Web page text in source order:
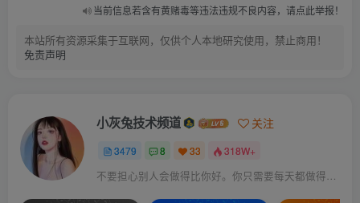
当前信息若含有黄赌毒等违法违规不良内容，请点此举报！
本站所有资源采集于互联网，仅供个人本地研究使用，禁止商用！
免责声明
小灰兔技术频道 关注
3479 8 33 318W+
不要担心别人会做得比你好。你只需要每天都做得比前一天好就可以了